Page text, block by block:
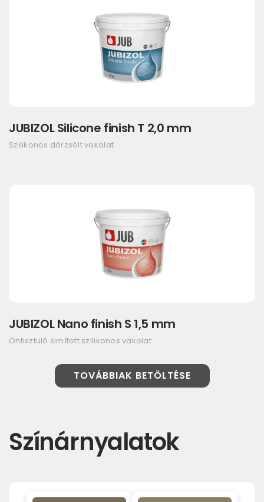
JUBIZOL Silicone finish T 2,0 mm
Szilikonos dörzsölt vakolat
JUBIZOL Nano finish S 1,5 mm
Öntisztuló simított szilikonos vakolat
TOVÁBBIAK BETÖLTÉSE
Színárnyalatok